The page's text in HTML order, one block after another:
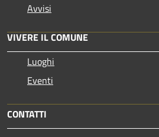
Avvisi
VIVERE IL COMUNE
Luoghi
Eventi
CONTATTI